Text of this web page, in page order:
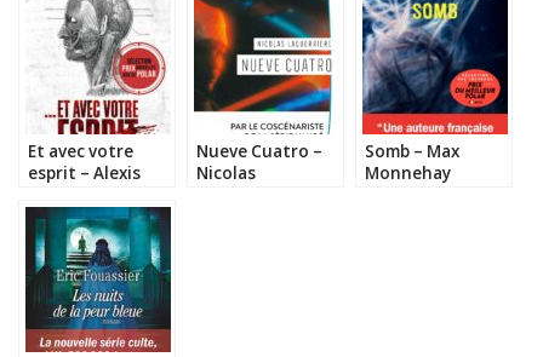
Et avec votre
esprit – Alexis
Nueve Cuatro –
Nicolas
Somb – Max
Monnehay